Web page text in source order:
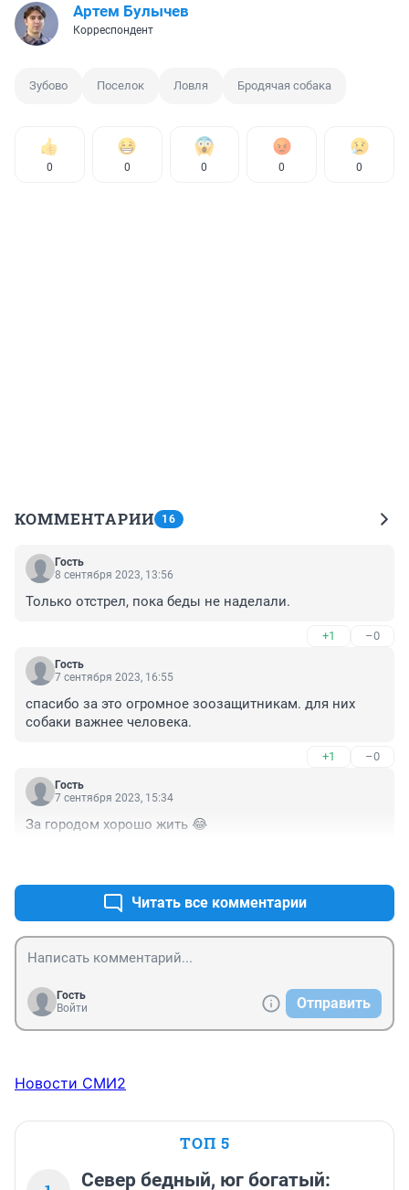
Артем Булычев
Корреспондент
Зубово Поселок Ловля Бродячая собака
0 0 0 0 0
КОММЕНТАРИИ 16
Гость
8 сентября 2023, 13:56
Только отстрел, пока беды не наделали.
+1 –0
Гость
7 сентября 2023, 16:55
спасибо за это огромное зоозащитникам. для них
собаки важнее человека.
+1 –0
Гость
7 сентября 2023, 15:34
За городом хорошо жить 😂
Читать все комментарии
Гость
Войти
Отправить
Новости СМИ2
ТОП 5
Север бедный, юг богатый: